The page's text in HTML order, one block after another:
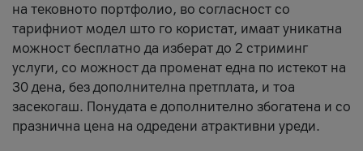
на тековното портфолио, во согласност со
тарифниот модел што го користат, имаат уникатна
можност бесплатно да изберат до 2 стриминг
услуги, со можност да променат една по истекот на
30 дена, без дополнителна претплата, и тоа
засекогаш. Понудата е дополнително збогатена и со
празнична цена на одредени атрактивни уреди.